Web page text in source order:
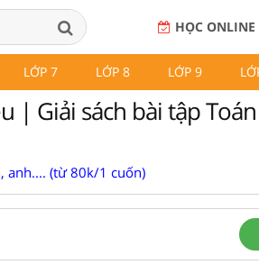
HỌC ONLINE
LỚP 7 LỚP 8 LỚP 9
| Giải sách bài tập
anh.... (từ 80k/1 cuốn)